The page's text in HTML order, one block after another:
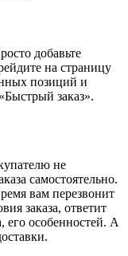
добавьте
на страницу
позиций и
заказ».
не
самостоятельно.
вам перезвонит
заказа, ответит
его особенностей. А